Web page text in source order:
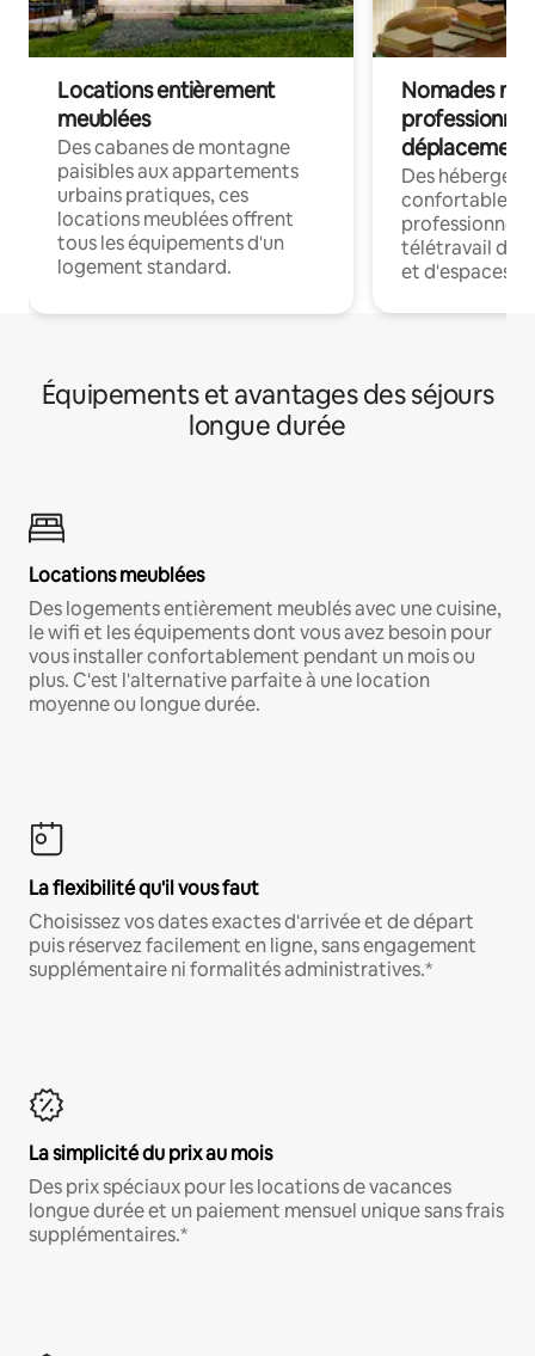
Locations entièrement
meublées
Des cabanes de montagne
paisibles aux appartements
urbains pratiques, ces
locations meublées offrent
tous les équipements d'un
logement standard.
Nomades
déplacement
Des
confortables
professionnels
télétravail
et d'espaces
Équipements et avantages des séjours
longue durée
Locations meublées
Des logements entièrement meublés avec une cuisine,
le wifi et les équipements dont vous avez besoin pour
vous installer confortablement pendant un mois ou
plus. C'est l'alternative parfaite à une location
moyenne ou longue durée.
La flexibilité qu'il vous faut
Choisissez vos dates exactes d'arrivée et de départ
puis réservez facilement en ligne, sans engagement
supplémentaire ni formalités administratives.*
La simplicité du prix au mois
Des prix spéciaux pour les locations de vacances
longue durée et un paiement mensuel unique sans frais
supplémentaires.*